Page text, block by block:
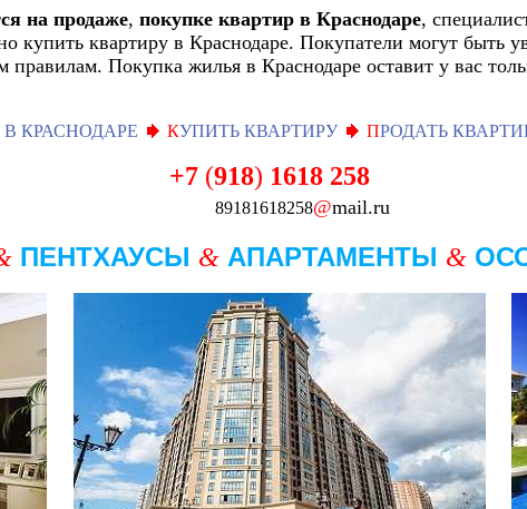
на продаже, покупке квартир в Краснодаре,
купить квартиру в Краснодаре. Покупатели могут быть
правилам. Покупка жилья в Краснодаре оставит у вас
КРАСНОДАРЕ КУПИТЬ КВАРТИРУ ПРОДАТЬ
+7(918) 1618 258
89181618258@mail.ru
ПЕНТХАУСЫ &АПАРТАМЕНТЫ &